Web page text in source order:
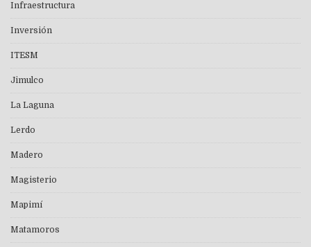
Infraestructura
Inversión
ITESM
Jimulco
La Laguna
Lerdo
Madero
Magisterio
Mapimí
Matamoros